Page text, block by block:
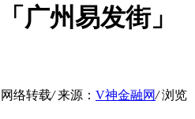
广州易发街」
络转载/ 来源： V神金融网/ 浏览